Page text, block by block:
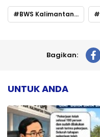
BWS Kalimantan II Klarifikasi Proyek Pintu Air Seruyan
Bagikan:
UNTUK ANDA